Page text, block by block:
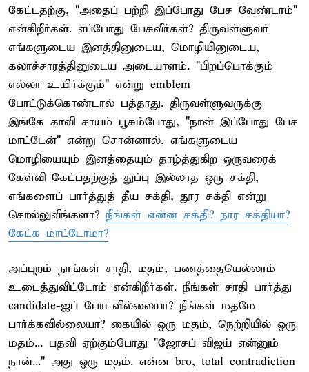
கேட்டதற்கு, "அதைப் பற்றி இப்போது பேச வேண்டாம்"
என்கிறீர்கள். எப்போது பேசுவீர்கள்? திருவள்ளுவர்
எங்களுடைய இனத்தினுடைய, மொழியினுடைய,
கலாச்சாரத்தினுடைய அடையாளம். "பிறப்பொக்கும்
எல்லா உயிர்க்கும்" என்று emblem
போட்டுக்கொண்டால் பத்தாது. திருவள்ளுவருக்கு
இங்கே காவி சாயம் பூசும்போது, "நான் இப்போது பேச
மாட்டேன்" என்று சொன்னால், எங்களுடைய
மொழியையும் இனத்தையும் தாழ்த்துகிற ஒருவரைக்
கேள்வி கேட்பதற்குத் துப்பு இல்லாத ஒரு சக்தி,
எங்களைப் பார்த்துத் தீய சக்தி, தூர சக்தி என்று
சொல்லுவீங்களா? நீங்கள் என்ன சக்தி? நார சக்தியா?
கேட்க மாட்டோமா?
அப்புறம் நாங்கள் சாதி, மதம், பணத்தையெல்லாம்
உடைத்துவிட்டோம் என்கிறீர்கள். நீங்கள் சாதி பார்த்து
candidate-ஐப் போடவில்லையா? நீங்கள் மதமே
பார்க்கவில்லையா? கையில் ஒரு மதம், நெற்றியில் ஒரு
மதம்... பதவி ஏற்கும்போது "ஜோசப் விஜய் என்னும்
நான்..." அது ஒரு மதம். என்ன bro, total contradiction